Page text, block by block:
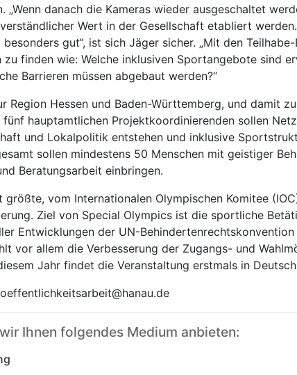
„Wenn danach die Kameras wieder ausgeschaltet
Wert in der Gesellschaft etabliert
gut“, ist sich Jäger sicher. „Mit den
finden wie: Welche inklusiven Sportangebote sind
Barrieren müssen abgebaut werden?“
Region Hessen und Baden-Württemberg, und damit
hauptamtlichen Projektkoordinierenden sollen
und Lokalpolitik entstehen und inklusive
sollen mindestens 50 Menschen mit geistiger
Beratungsarbeit einbringen.
vom Internationalen Olympischen Komitee
Ziel von Special Olympics ist die sportliche
Entwicklungen der UN-
vor allem die Verbesserung der Zugangs- und
Jahr findet die Veranstaltung erstmals in
Ihnen folgendes Medium anbieten: